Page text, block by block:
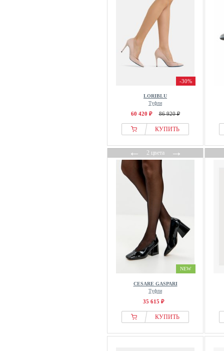
-30%
LORIBLU
Туфли
60 420 ₽ 86 920 ₽
КУПИТЬ
←2 цвета→
NEW
CESARE GASPARI
Туфли
35 615 ₽
КУПИТЬ